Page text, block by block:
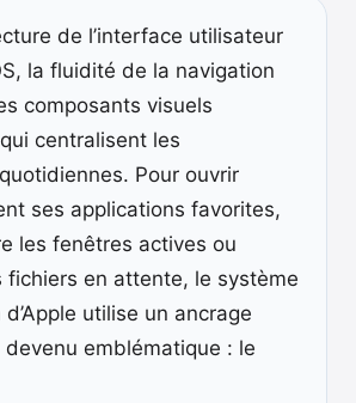
de l’interface utilisateur
la fluidité de la navigation
composants visuels
centralisent les
Pour ouvrir
ses applications favorites,
les fenêtres actives ou
fichiers en attente, le système
d’Apple utilise un ancrage
devenu emblématique : le